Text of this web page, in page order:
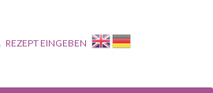
REZEPT EINGEBEN